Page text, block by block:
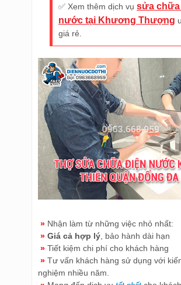
✅ Xem thêm dịch vụ sửa chữa
nước tại Khương Thượng
giá rẻ.
» Nhận làm từ những việc nhỏ nhất:
» Giá cả hợp lý , bảo hành dài hạn
» Tiết kiệm chi phí cho khách hàng
» Tư vấn khách hàng sử dụng với
nghiệm nhiều năm.